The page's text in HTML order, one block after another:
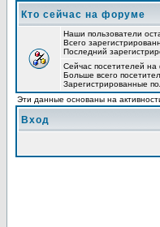
Кто сейчас на форуме
Наши пользователи
Всего
Последний
Сейчас посетителей
Больше всего
Зарегистрированные
Эти данные основаны на
Вход